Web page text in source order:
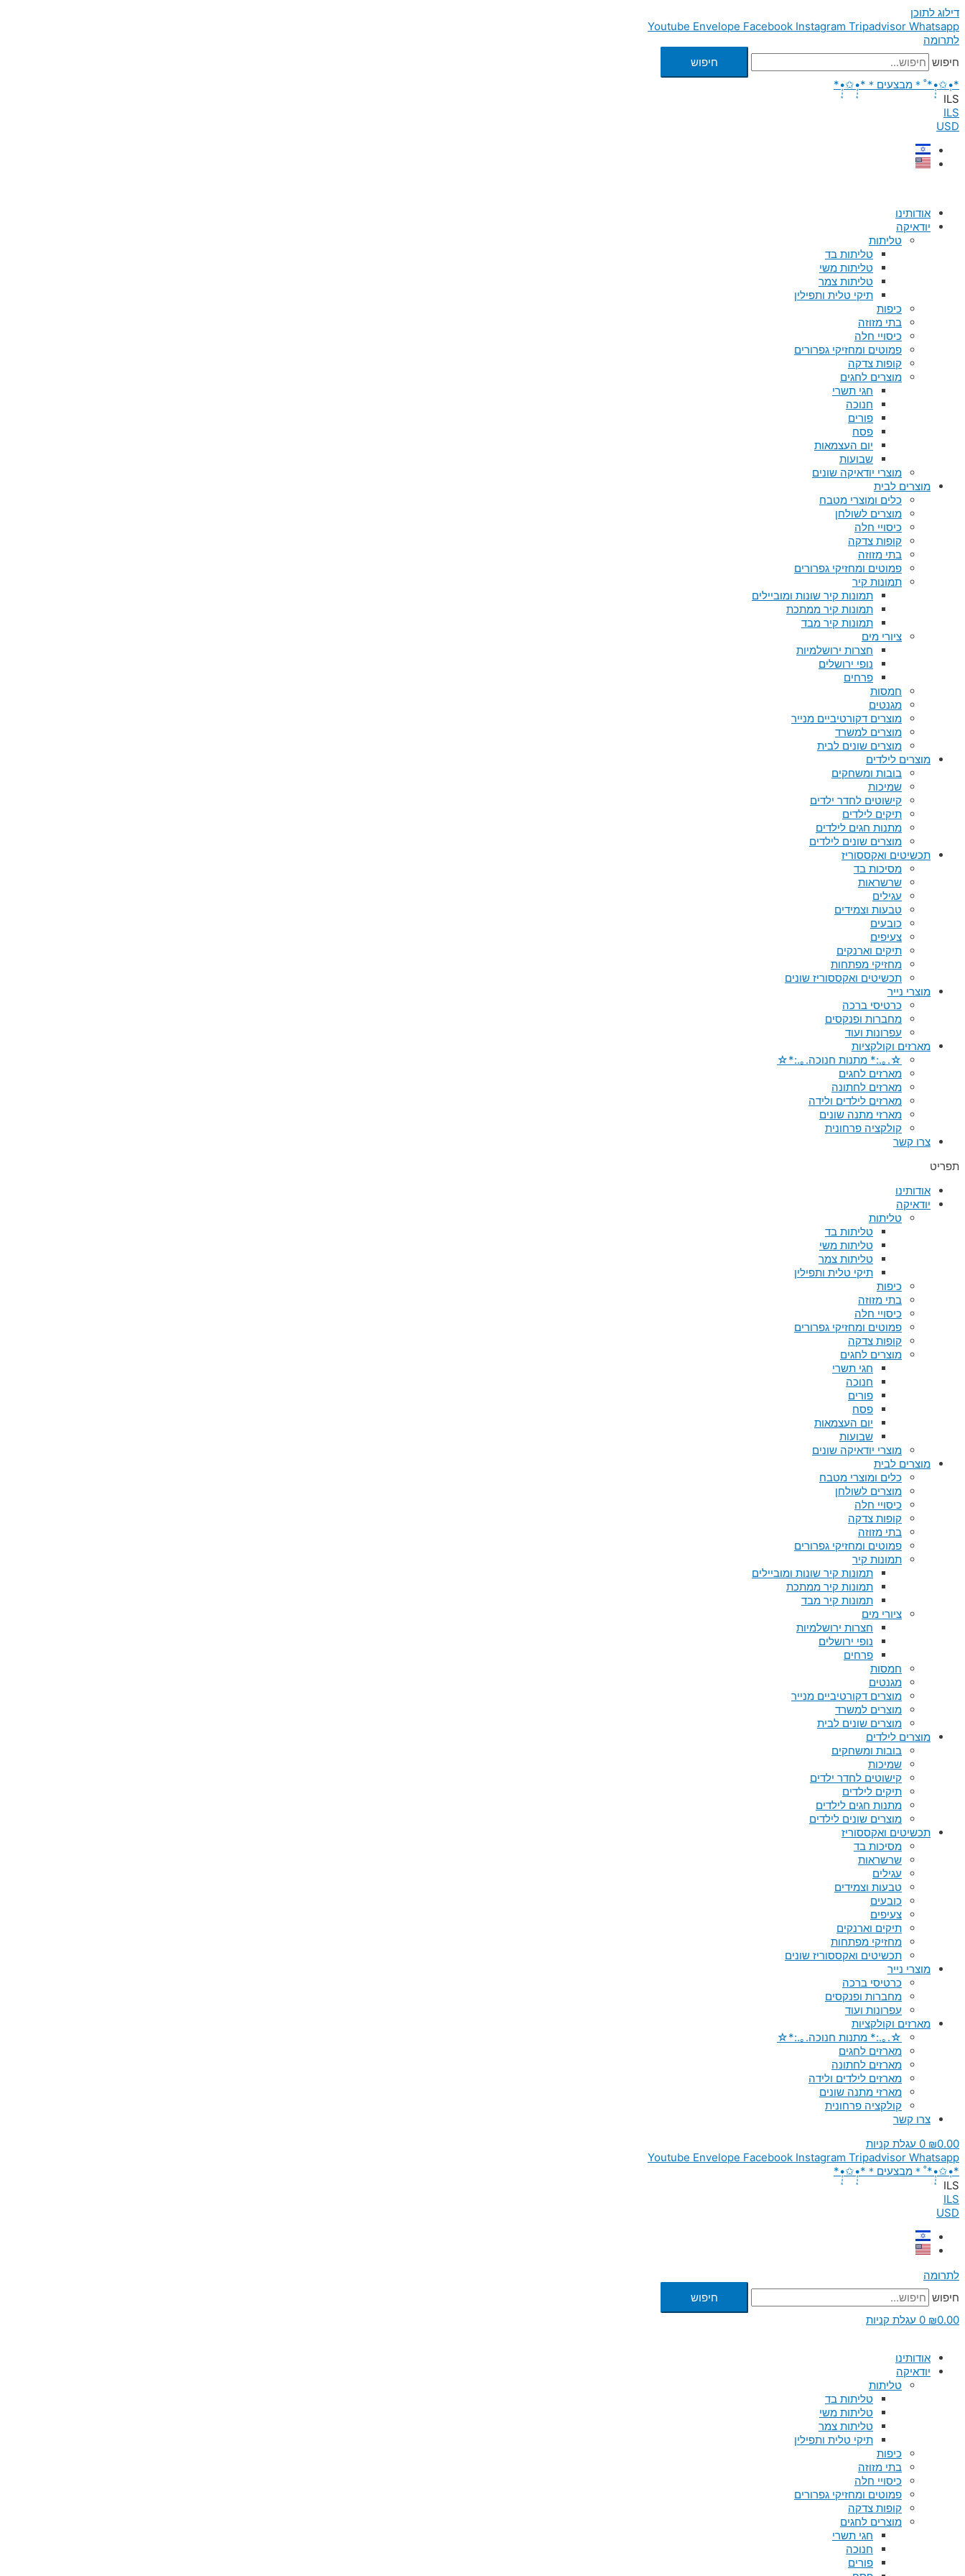
דילוג לתוכן
Youtube Envelope Facebook Instagram Tripadvisor Whatsapp
לתרומה
חיפוש
חיפוש
*•̩̩͙✩•̩̩͙*˚＊מבצעים＊*•̩̩͙✩•̩̩͙*
ILS
ILS
USD
אודותינו
יודאיקה
טליתות
טליתות בד
טליתות משי
טליתות צמר
תיקי טלית ותפילין
כיפות
בתי מזוזה
כיסויי חלה
פמוטים ומחזיקי גפרורים
קופות צדקה
מוצרים לחגים
חגי תשרי
חנוכה
פורים
פסח
יום העצמאות
שבועות
מוצרי יודאיקה שונים
מוצרים לבית
כלים ומוצרי מטבח
מוצרים לשולחן
כיסויי חלה
קופות צדקה
בתי מזוזה
פמוטים ומחזיקי גפרורים
תמונות קיר
תמונות קיר שונות ומוביילים
תמונות קיר ממתכת
תמונות קיר מבד
ציורי מים
חצרות ירושלמיות
נופי ירושלים
פרחים
חמסות
מגנטים
מוצרים דקורטיביים מנייר
מוצרים למשרד
מוצרים שונים לבית
מוצרים לילדים
בובות ומשחקים
שמיכות
קישוטים לחדר ילדים
תיקים לילדים
מתנות חגים לילדים
מוצרים שונים לילדים
תכשיטים ואקססוריז
מסיכות בד
שרשראות
עגילים
טבעות וצמידים
כובעים
צעיפים
תיקים וארנקים
מחזיקי מפתחות
תכשיטים ואקססוריז שונים
מוצרי נייר
כרטיסי ברכה
מחברות ופנקסים
עפרונות ועוד
מארזים וקולקציות
☆.｡.:* מתנות חנוכה.｡.:*☆
מארזים לחגים
מארזים לחתונה
מארזים לילדים ולידה
מארזי מתנה שונים
קולקציה פרחונית
צרו קשר
תפריט
אודותינו
יודאיקה
טליתות
טליתות בד
טליתות משי
טליתות צמר
תיקי טלית ותפילין
כיפות
בתי מזוזה
כיסויי חלה
פמוטים ומחזיקי גפרורים
קופות צדקה
מוצרים לחגים
חגי תשרי
חנוכה
פורים
פסח
יום העצמאות
שבועות
מוצרי יודאיקה שונים
מוצרים לבית
כלים ומוצרי מטבח
מוצרים לשולחן
כיסויי חלה
קופות צדקה
בתי מזוזה
פמוטים ומחזיקי גפרורים
תמונות קיר
תמונות קיר שונות ומוביילים
תמונות קיר ממתכת
תמונות קיר מבד
ציורי מים
חצרות ירושלמיות
נופי ירושלים
פרחים
חמסות
מגנטים
מוצרים דקורטיביים מנייר
מוצרים למשרד
מוצרים שונים לבית
מוצרים לילדים
בובות ומשחקים
שמיכות
קישוטים לחדר ילדים
תיקים לילדים
מתנות חגים לילדים
מוצרים שונים לילדים
תכשיטים ואקססוריז
מסיכות בד
שרשראות
עגילים
טבעות וצמידים
כובעים
צעיפים
תיקים וארנקים
מחזיקי מפתחות
תכשיטים ואקססוריז שונים
מוצרי נייר
כרטיסי ברכה
מחברות ופנקסים
עפרונות ועוד
מארזים וקולקציות
☆.｡.:* מתנות חנוכה.｡.:*☆
מארזים לחגים
מארזים לחתונה
מארזים לילדים ולידה
מארזי מתנה שונים
קולקציה פרחונית
צרו קשר
₪0.00
0 עגלת קניות
Youtube Envelope Facebook Instagram Tripadvisor Whatsapp
*•̩̩͙✩•̩̩͙*˚＊מבצעים＊*•̩̩͙✩•̩̩͙*
ILS
ILS
USD
לתרומה
חיפוש
חיפוש
₪0.00
0 עגלת קניות
אודותינו
יודאיקה
טליתות
טליתות בד
טליתות משי
טליתות צמר
תיקי טלית ותפילין
כיפות
בתי מזוזה
כיסויי חלה
פמוטים ומחזיקי גפרורים
קופות צדקה
מוצרים לחגים
חגי תשרי
חנוכה
פורים